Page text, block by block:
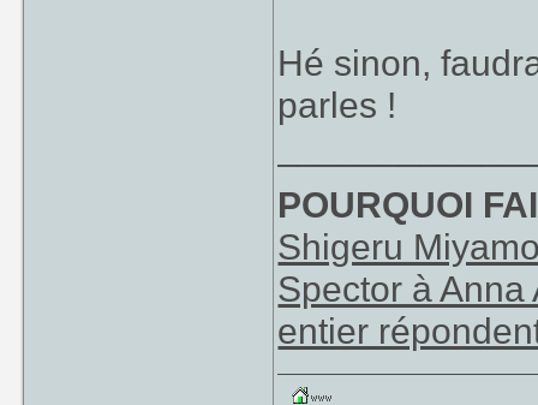
Hé sinon,
parles !
POURQUOI
Shigeru
Spector à Anna
entier